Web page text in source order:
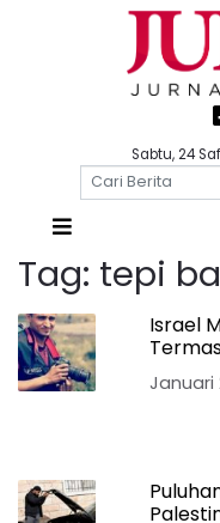
Sabtu, 24
Tag: tepi
Israel
Januari